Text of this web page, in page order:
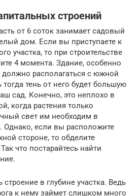
строений
от 6 соток занимает садовый
дом. Если вы приступаете к
участка, то при строительстве
4 момента. Здание, особенно
располагаться с южной
тень от него будет большую
сад. Конечно, это неплохо в
когда растения только
свет им необходим в
Однако, если вы расположите
стороне, то обделите
что постарайтесь найти
в глубине участка. Ведь
к нему займет слишком много